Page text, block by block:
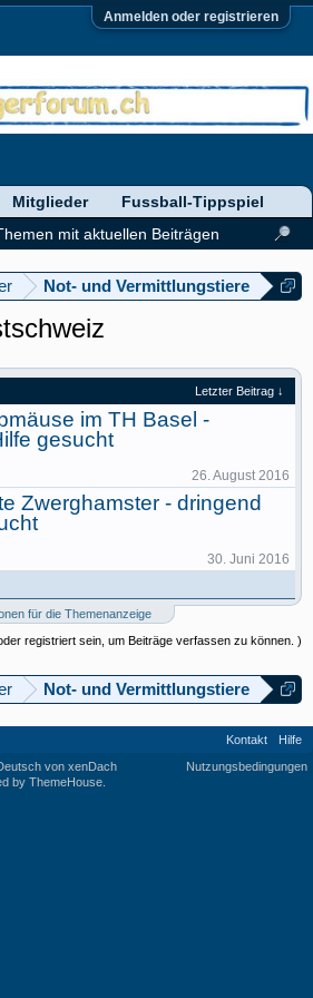
Anmelden oder registrieren
Not- und Vermittlungstiere
Letzter Beitrag ↓
im TH Basel -
gesucht
26. August 2016
Zwerghamster - dringend
30. Juni 2016
für die Themenanzeige
registriert sein, um Beiträge verfassen zu können. )
Not- und Vermittlungstiere
mit aktuellen Beiträgen
Mitglieder Fussball-Tippspiel
Kontakt
Hilfe
Nutzungsbedingungen
von xenDach
by ThemeHouse